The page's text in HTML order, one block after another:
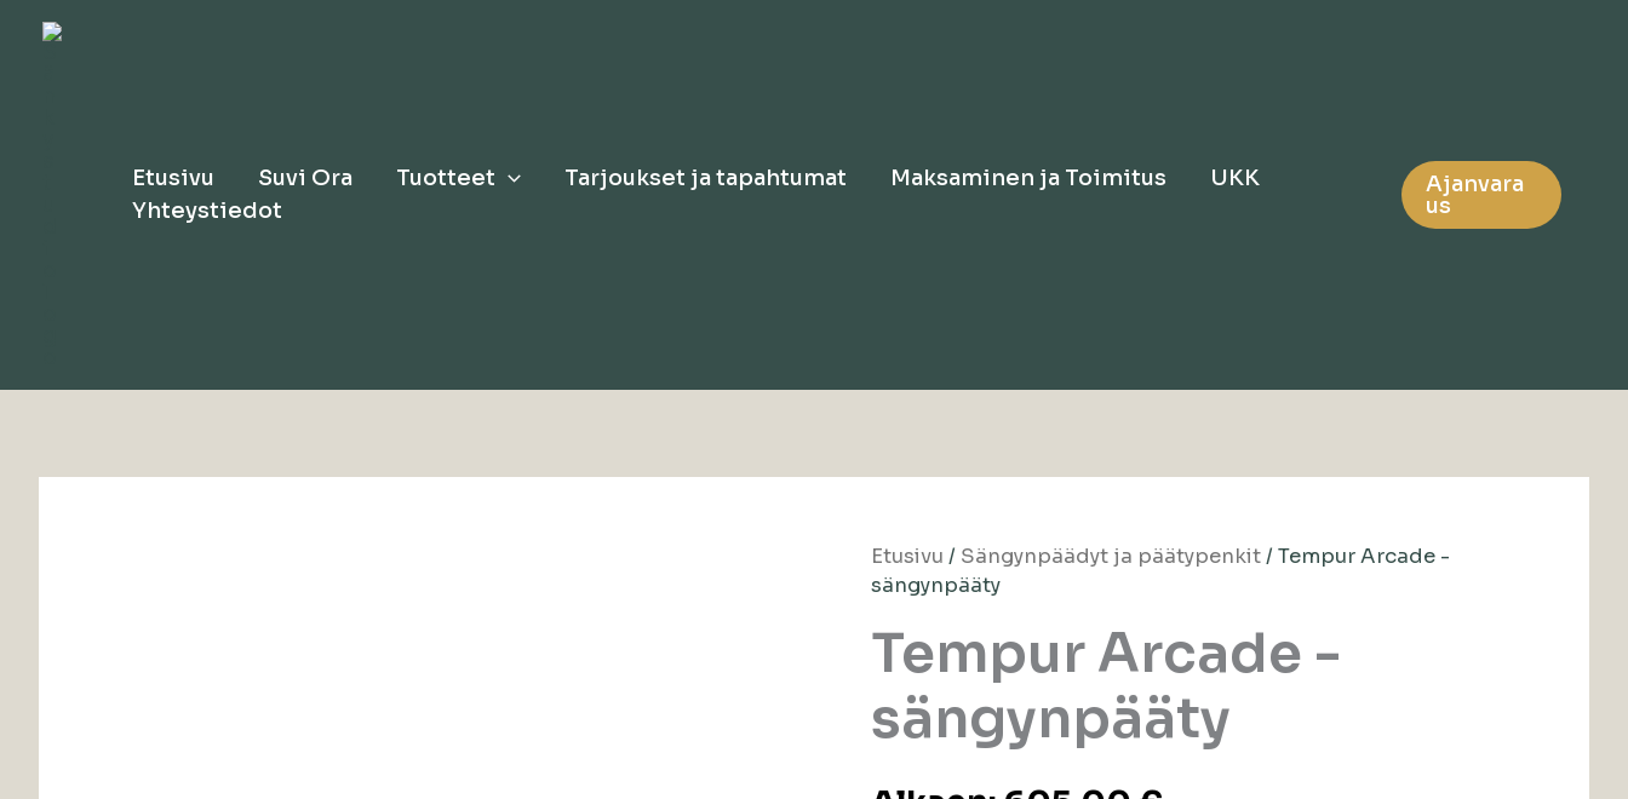
sisältöön
Etusivu Suvi Ora Tuotteet Tarjoukset ja tapahtumat Maksaminen ja Toimitus
UKK
Yhteystiedot
Ajanvara
us
Etusivu / Sängynpäädyt ja päätypenkit/ Tempur Arcade -
sängynpääty
Tempur Arcade -
sängynpääty